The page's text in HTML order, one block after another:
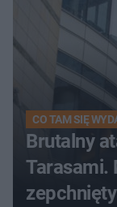
CO TAM SIĘ
Brutalny
Tarasami.